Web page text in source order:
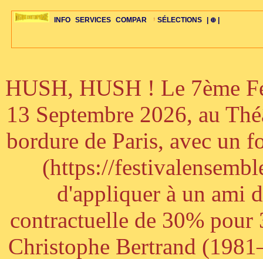
INFO
ÉDITORIAUX ACTUS-CONCERTS HISTOIRE PAYS STYLES-ÉCOLES
SERVICES
MAJ-LISTE ARCH-CONCERTS LIENS RADIOS VIDÉOS PLAN FAQS
COMPAR
SÉLECTION GUIDE-EXPRESS ŒUVRES BIOGRAPHIES PERSPECTIVE
SÉLECTIONS
SÉLECTION COMPOS-INTRO COMPO-INDIV ŒUVRES-INDIV
| ⊕ |
20ÈME PARAL 1001 CD TOP-REC BONUS-ROMANS BONUS-FILMS
CELLO-C
ALTO-C
VIOLON-C
PIANO-CONC GRAND-
HUSH, HUSH ! Le 7ème
13 Septembre 2026, au
bordure de Paris, avec un
(https://
d'appliquer à un ami
contractuelle de 30% pour
Christophe Bertrand